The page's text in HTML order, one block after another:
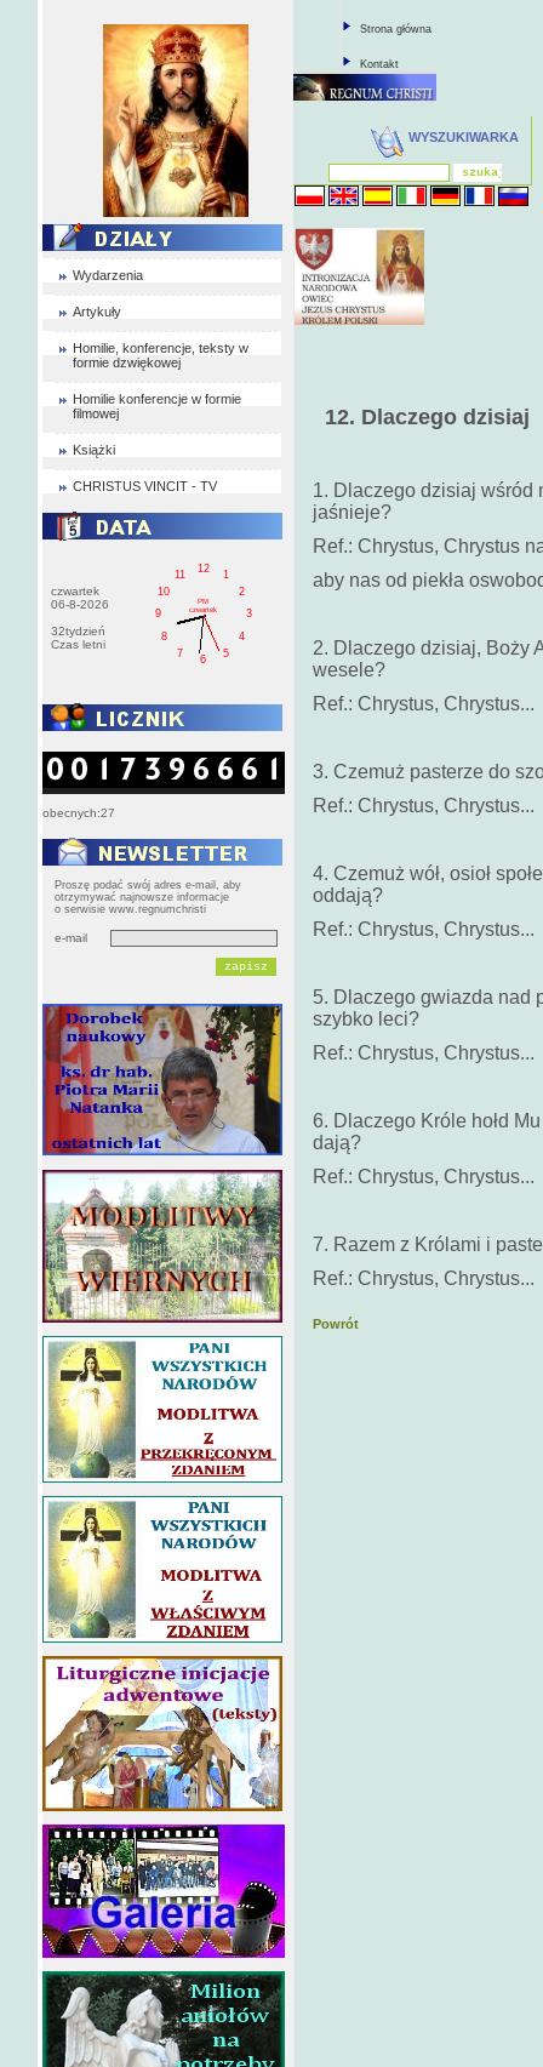
Wydarzenia
Artykuły
Homilie, konferencje, teksty w
formie dzwiękowej
Homilie konferencje w formie
filmowej
Książki
CHRISTUS VINCIT - TV
czwartek
06-8-2026
32tydzień
Czas letni
1
2
3
4
5
6
7
8
9
10
11
12
PM
czwartek
obecnych:27
Proszę podać swój adres e-mail, aby
otrzymywać najnowsze informacje
o serwisie www.regnumchristi
e-mail
Strona główna
Kontakt
WYSZUKIWARKA
12. Dlaczego dzisiaj
1. Dlaczego dzisiaj wśród
jaśnieje?
Ref.: Chrystus, Chrystus
aby nas od piekła
2. Dlaczego dzisiaj, Boży
wesele?
Ref.: Chrystus, Chrystus...
3. Czemuż pasterze do
Ref.: Chrystus, Chrystus...
4. Czemuż wół, osioł
oddają?
Ref.: Chrystus, Chrystus...
5. Dlaczego gwiazda nad
szybko leci?
Ref.: Chrystus, Chrystus...
6. Dlaczego Króle hołd
dają?
Ref.: Chrystus, Chrystus...
7. Razem z Królami i
Ref.: Chrystus, Chrystus...
Powrót